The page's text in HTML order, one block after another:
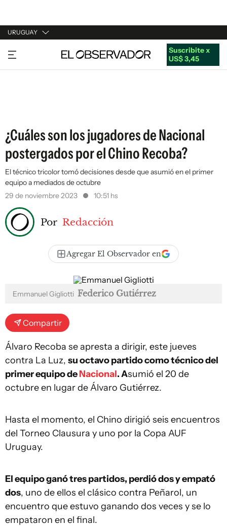
URUGUAY
URUGUAY
ARGENTINA
Suscribite x
US$ 3,45
¿Cuáles son los jugadores de Nacional
postergados por el Chino Recoba?
El técnico tricolor tomó decisiones desde que asumió en el primer
equipo a mediados de octubre
29 de noviembre 2023
10:51 hs
Por Redacción
Agregar El Observador en
Emmanuel Gigliotti Federico Gutiérrez
Compartir
Álvaro Recoba se apresta a dirigir, este jueves
contra La Luz, su octavo partido como técnico del
primer equipo deNacional. Asumió el 20 de
octubre en lugar de Álvaro Gutiérrez.
Hasta el momento, el Chino dirigió seis encuentros
del Torneo Clausura y uno por la Copa AUF
Uruguay.
El equipo ganó tres partidos, perdió dos y empató
dos, uno de ellos el clásico contra Peñarol, un
encuentro que estuvo ganando dos veces y se lo
empataron en el final.